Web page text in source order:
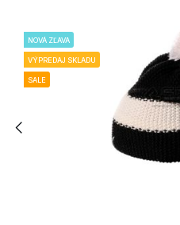
NOVÁ ZĽAVA
VÝPREDAJ SKLADU
SALE